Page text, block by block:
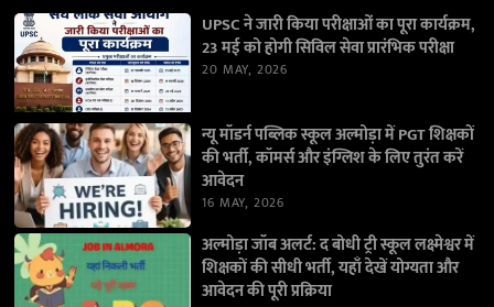
UPSC ने जारी किया परीक्षाओं का पूरा कार्यक्रम,
23 मई को होगी सिविल सेवा प्रारंभिक परीक्षा
20 MAY, 2026
न्यू मॉडर्न पब्लिक स्कूल अल्मोड़ा में PGT शिक्षकों
की भर्ती, कॉमर्स और इंग्लिश के लिए तुरंत करें
आवेदन
16 MAY, 2026
अल्मोड़ा जॉब अलर्ट: द बोधी ट्री स्कूल लक्ष्मेश्वर में
शिक्षकों की सीधी भर्ती, यहाँ देखें योग्यता और
आवेदन की पूरी प्रक्रिया